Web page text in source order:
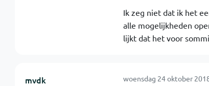
Ik zeg niet dat ik het
alle mogelijkheden
lijkt dat het voor
mvdk woensdag 24 oktober